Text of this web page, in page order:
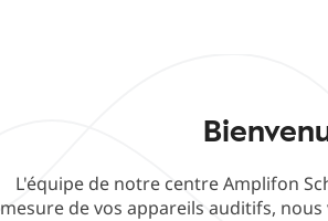
L'équipe de notre centre Amplifon
mesure de vos appareils auditifs,